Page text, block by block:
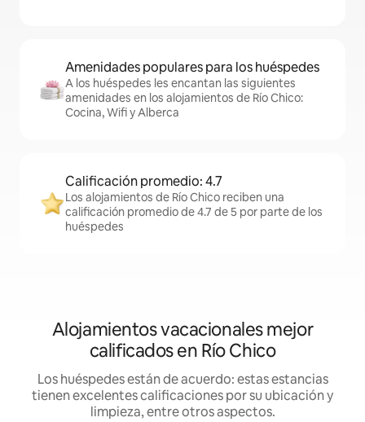
Amenidades populares para los huéspedes
A los huéspedes les encantan las siguientes
amenidades en los alojamientos de Río Chico:
Cocina, Wifi y Alberca
Calificación promedio: 4.7
Los alojamientos de Río Chico reciben una
calificación promedio de 4.7 de 5 por parte de los
huéspedes
Alojamientos vacacionales mejor
calificados en Río Chico
Los huéspedes están de acuerdo: estas estancias
tienen excelentes calificaciones por su ubicación y
limpieza, entre otros aspectos.